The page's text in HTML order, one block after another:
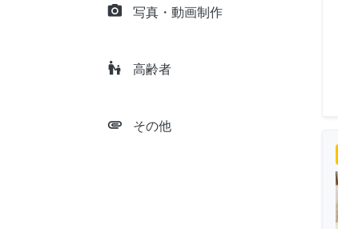
camera_alt 写真・動画制作
escalator_warning 高齢者
attachment その他